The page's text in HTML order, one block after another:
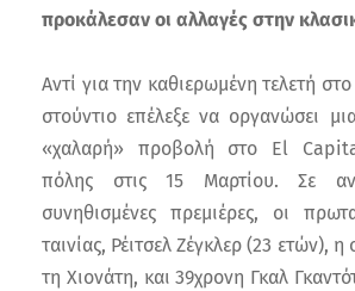
προκάλεσαν οι αλλαγές στην
Αντί για την καθιερωμένη τελετή
στούντιο επέλεξε να οργανώσει
«χαλαρή» προβολή στο El
πόλης στις 15 Μαρτίου. Σε
συνηθισμένες πρεμιέρες, οι
ταινίας, Ρέιτσελ Ζέγκλερ (23 ετών),
τη Χιονάτη, και 39χρονη Γκαλ